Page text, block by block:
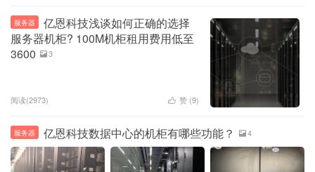
服务器
亿恩科技浅谈如何正确的选择
服务器机柜? 100M机柜租用费用低至
3600
 3
阅读(2973)  赞 (9)
服务器 亿恩科技数据中心的机柜有哪些功能？ 4